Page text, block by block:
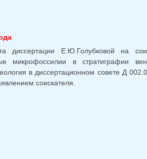
Е.Ю.Голубковой на
микрофоссилии в стратиграфии
в диссертационном совете Д
соискателя.